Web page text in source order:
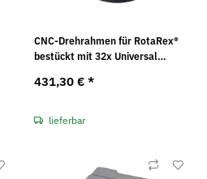
CNC-Drehrahmen für RotaRex®
bestückt mit 32x Universal
(BxTxH): 99 x 103 x 17
431,30 € *
lieferbar